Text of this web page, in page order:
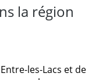
la région
les-Lacs et de